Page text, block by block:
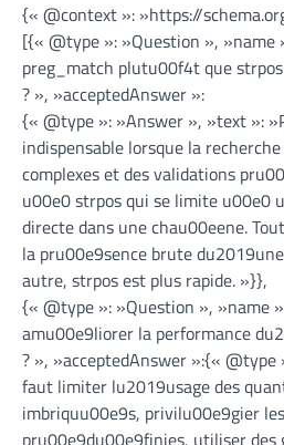
{« @context »: »https://
[{« @type »: »Question », »name
preg_match plutu00f4t que
? », »acceptedAnswer »:
{« @type »: »Answer », »text »:
indispensable lorsque la
complexes et des validations
u00e0 strpos qui se limite u00e0
directe dans une chau00eene.
la pru00e9sence brute
autre, strpos est plus rapide. »}},
{« @type »: »Question », »name
amu00e9liorer la performance
? », »acceptedAnswer »:{«
faut limiter lu2019usage des
imbriquu00e9s, privilu00e9gier
pru00e9du00e9finies, utiliser des